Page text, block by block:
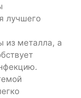
лучшего
из металла, а